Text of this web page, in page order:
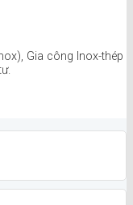
Gia công Inox-thép